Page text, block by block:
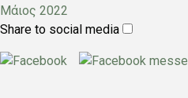
Ημερομηνία
Μάιος 2022
Share to social media